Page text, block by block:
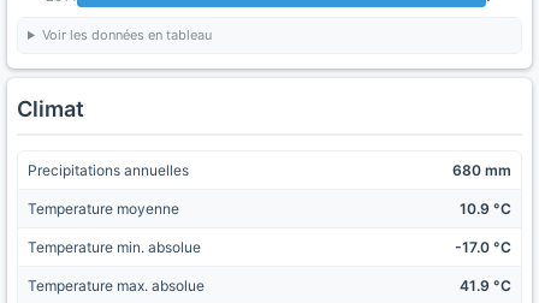
Voir les données en tableau
Climat
Precipitations annuelles 680 mm
Temperature moyenne 10.9 °C
Temperature min. absolue -17.0 °C
Temperature max. absolue 41.9 °C